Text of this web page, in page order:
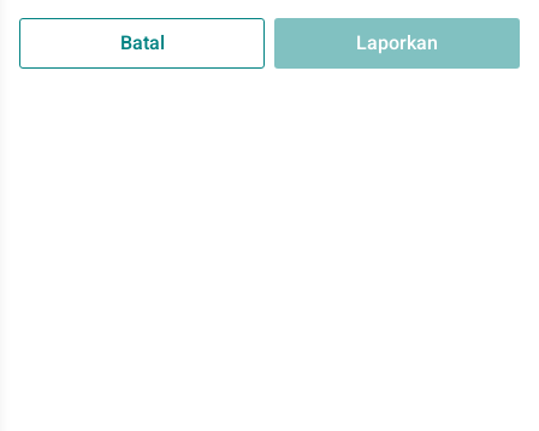
Batal Laporkan